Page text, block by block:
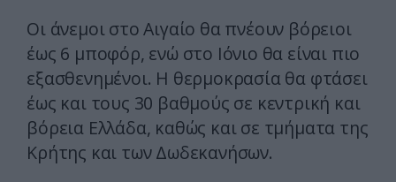
Οι άνεμοι στο Αιγαίο θα πνέουν βόρειοι
έως 6 μποφόρ, ενώ στο Ιόνιο θα είναι πιο
εξασθενημένοι. Η θερμοκρασία θα φτάσει
έως και τους 30 βαθμούς σε κεντρική και
βόρεια Ελλάδα, καθώς και σε τμήματα της
Κρήτης και των Δωδεκανήσων.